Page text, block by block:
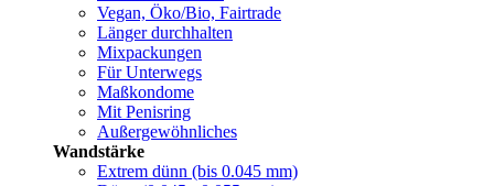
Vegan, Öko/Bio, Fairtrade
Länger durchhalten
Mixpackungen
Für Unterwegs
Maßkondome
Mit Penisring
Außergewöhnliches
Wandstärke
Extrem dünn (bis 0.045 mm)